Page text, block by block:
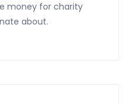
money for charity
about.